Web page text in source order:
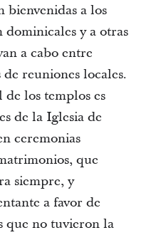
bienvenidas a los
dominicales y a otras
a cabo entre
reuniones locales.
los templos es
de la Iglesia de
ceremonias
que
siempre, y
a favor de
que no tuvieron la